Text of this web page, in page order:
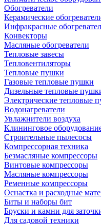
Обогреватели
Керамические
Инфракрасные
Конвекторы
Масляные обогреватели
Тепловые завесы
Тепловентиляторы
Тепловые пушки
Газовые тепловые пушки
Дизельные тепловые
Электрические тепловые
Водонагреватели
Увлажнители воздуха
Клининговое
Строительные пылесосы
Компрессорная техника
Безмасляные компрессоры
Винтовые компрессоры
Масляные компрессоры
Ременные компрессоры
Оснастка и расходные
Биты и наборы бит
Бруски и камни для
Для садовой техники